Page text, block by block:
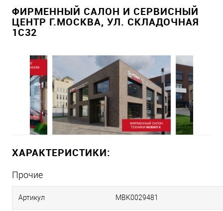
ФИРМЕННЫЙ САЛОН И СЕРВИСНЫЙ
ЦЕНТР Г.МОСКВА, УЛ. СКЛАДОЧНАЯ
1С32
ХАРАКТЕРИСТИКИ:
Прочие
Артикул MBK0029481